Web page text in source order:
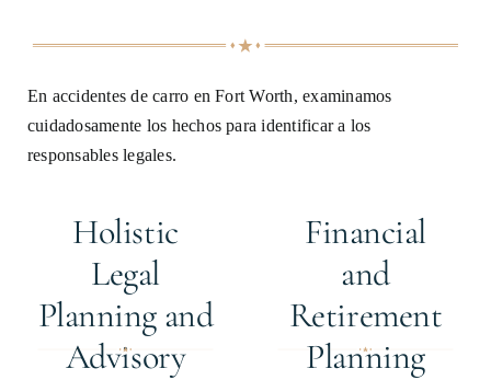
En accidentes de carro en Fort Worth, examinamos
cuidadosamente los hechos para identificar a los
responsables legales.
Holistic
Legal
Planning and
Advisory
Financial
and
Retirement
Planning